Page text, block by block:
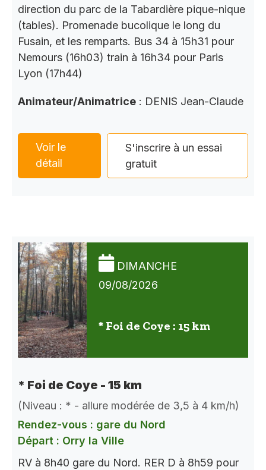
direction du parc de la Tabardière pique-nique
(tables). Promenade bucolique le long du
Fusain, et les remparts. Bus 34 à 15h31 pour
Nemours (16h03) train à 16h34 pour Paris
Lyon (17h44)
Animateur/Animatrice : DENIS Jean-Claude
Voir le
détail
S'inscrire à un essai
gratuit
DIMANCHE
09/08/2026
* Foi de Coye : 15 km
* Foi de Coye - 15 km
(Niveau : * - allure modérée de 3,5 à 4 km/h)
Rendez-vous : gare du Nord
Départ : Orry la Ville
RV à 8h40 gare du Nord. RER D à 8h59 pour